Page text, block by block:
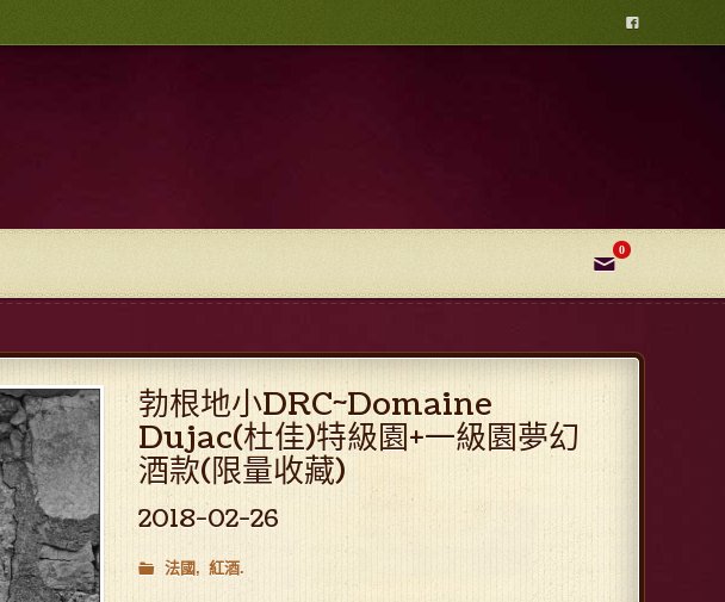

✉
0
勃根地小DRC~Domaine
Dujac(杜佳)特級園+一級園夢幻
酒款(限量收藏)
2018-02-26
法國 紅酒